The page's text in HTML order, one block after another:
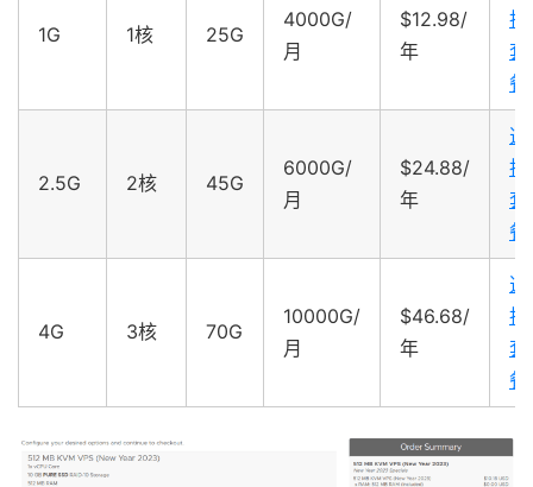
1G 1核 25G
4000G/
月
$12.98/
年
择
套
餐
2.5G 2核 45G
6000G/
月
$24.88/
年
选
择
套
餐
4G 3核 70G
10000G/
月
$46.68/
年
选
择
套
餐